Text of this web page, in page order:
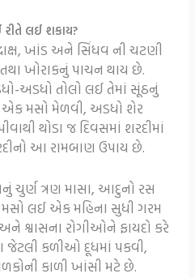
રીતે લઈ શકાય?
ખાંડ અને સિંધવ ની ચટણી
ખોરાકનું પાચન થાય છે.
અડધો તોલો લઈ તેમાં સૂંઠનું
મસો મેળવી, અડધો શેર
થોડા જ દિવસમાં શરદીમાં
આ રામબાણ ઉપાય છે.
ચુર્ણ ત્રણ માસા, આદુનો રસ
લઈ એક મહિના સુધી ગરમ
શ્વાસના રોગીઓને ફાયદો કરે
જેટલી કળીઓ દૂધમાં પકવી,
કાળી ખાંસી મટે છે.